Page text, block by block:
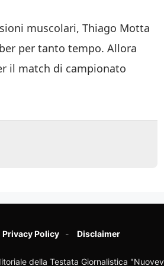
muscolari, Thiago Motta
per tanto tempo. Allora
il match di campionato
Privacy Policy Disclaimer
della Testata Giornalistica